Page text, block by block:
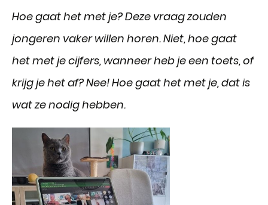
Hoe gaat het met je? Deze vraag zouden
jongeren vaker willen horen. Niet, hoe gaat
het met je cijfers, wanneer heb je een toets, of
krijg je het af?Nee! Hoe gaat het met je, dat is
wat ze nodig hebben.